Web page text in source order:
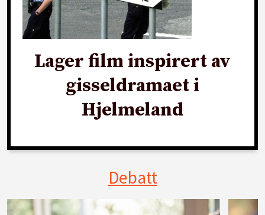
Lager film inspirert av
gisseldramaet i
Hjelmeland
Debatt